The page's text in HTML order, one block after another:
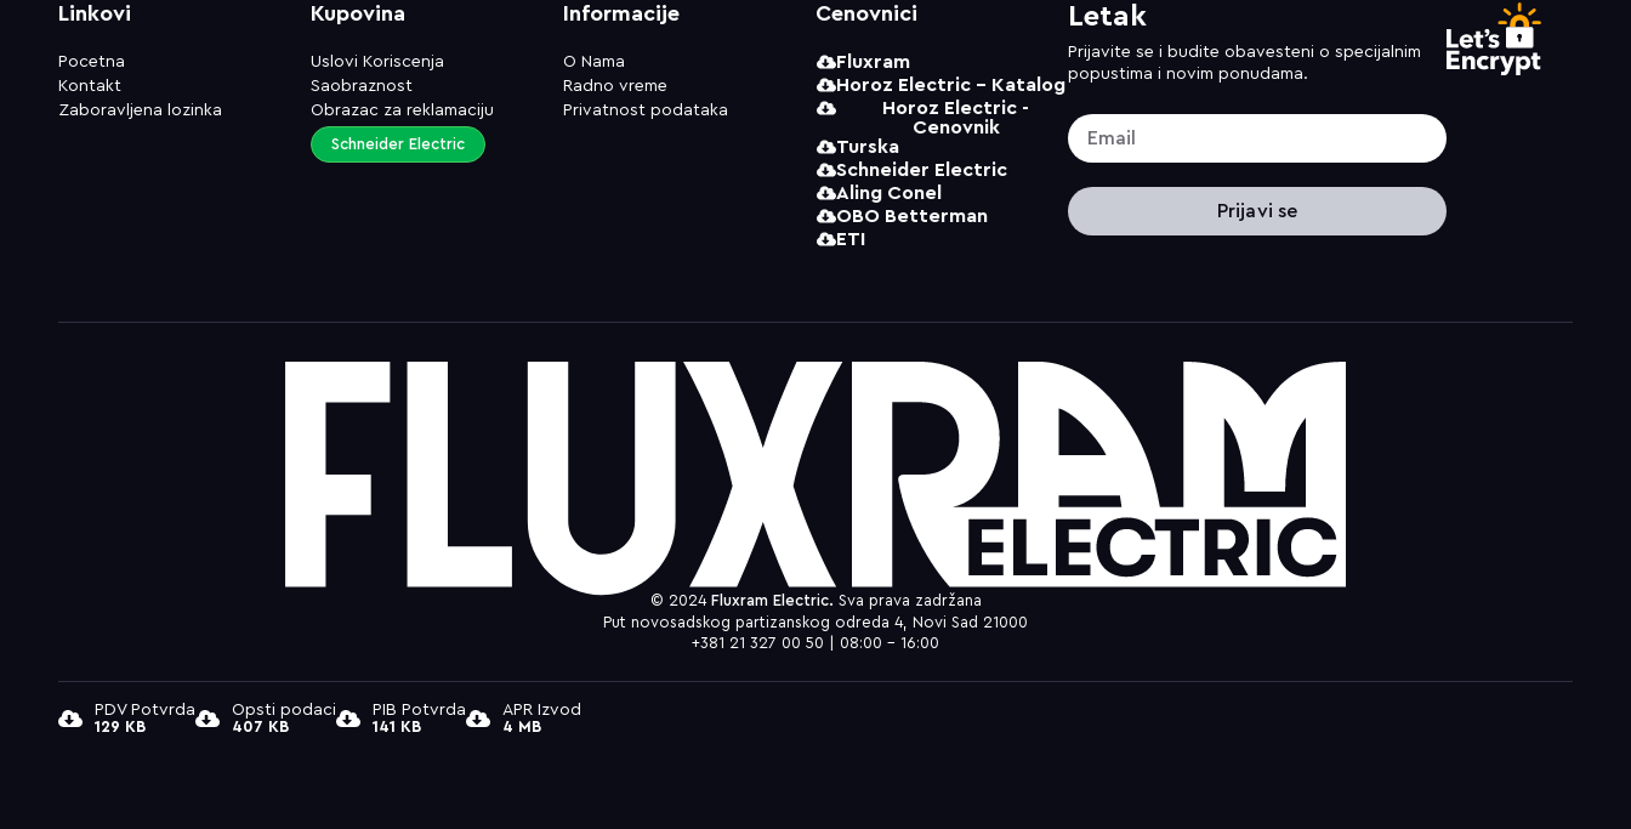
Linkovi
Pocetna
Kontakt
Zaboravljena lozinka
Kupovina
Uslovi Koriscenja
Saobraznost
Obrazac za reklamaciju
Schneider Electric
Informacije
O Nama
Radno vreme
Privatnost podataka
Cenovnici
Fluxram
Horoz Electric - Katalog
Horoz Electric -
Cenovnik
Turska
Schneider Electric
Aling Conel
OBO Betterman
ETI
Letak
Prijavite se i budite obavesteni o specijalnim
popustima i novim ponudama.
Prijavi se
© 2024 Fluxram Electric. Sva prava zadržana
Put novosadskog partizanskog odreda 4, Novi Sad 21000
+381 21 327 00 50 | 08:00 – 16:00
PDV Potvrda
129 KB
Opsti podaci
407 KB
PIB Potvrda
141 KB
APR Izvod
4 MB